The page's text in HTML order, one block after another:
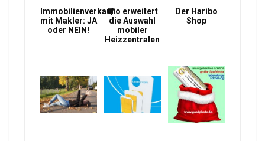
Immobilienverkauf
mit Makler: JA
oder NEIN!
Qio erweitert
die Auswahl
mobiler
Heizzentralen
Der Haribo
Shop